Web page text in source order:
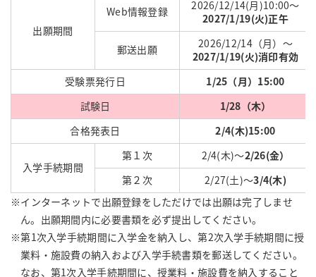
出願期間
Web情報登録
2026/12/14(月)10:00～
2027/1/19(火)正午
郵送出願
2026/12/14（月）～
2027/1/19(火)消印有効
受験票発行日
1/25（月）15:00
試験日
1/28（木）
合格発表日
2/4(木)15:00
入学手続期間
第１次 2/4(木)～2/26(金）
第２次
2/27(土)～3/4(木)
※インターネットで出願登録をしただけでは出願は完了しませ
ん。出願期間内に必要書類を必ず提出してください。
※第1次入学手続期間に入学金を納入し、第2次入学手続期間に授
業料・施設費の納入および入学手続書類を郵送してください。
なお、第1次入学手続期間に、授業料・施設費を納入すること